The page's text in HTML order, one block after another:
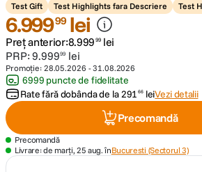
6. lavaliera
7 card memorie
8. dji mic mini
10. insta 360
Test Gift Test Highlights fara Descriere Test
6.99999 lei
Preț anterior:8.999 99 lei
PRP:9.99999 lei
Promoție: 28.05.2026 -31.08.2026
6999 puncte de fidelitate
Rate fără dobânda de la291 66 leiVezi detalii
Precomandă
Precomandă
Livrare: de marți, 25 aug. înBucuresti (Sectorul 3)